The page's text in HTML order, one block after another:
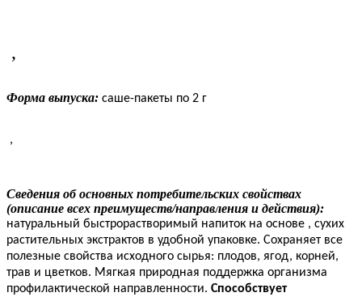
,
Форма выпуска: саше-пакеты по 2 г
,
Сведения об основных потребительских свойствах
(описание всех преимуществ/направления и действия):
натуральный быстрорастворимый напиток на основе , сухих
растительных экстрактов в удобной упаковке. Сохраняет все
полезные свойства исходного сырья: плодов, ягод, корней,
трав и цветков. Мягкая природная поддержка организма
профилактической направленности. Способствует